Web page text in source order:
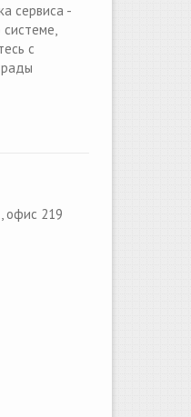
сервиса -
с
офис 219